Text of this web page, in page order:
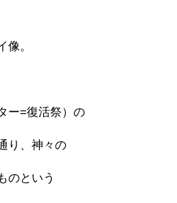
像。
ー=復活祭）の
り、神々の
のという